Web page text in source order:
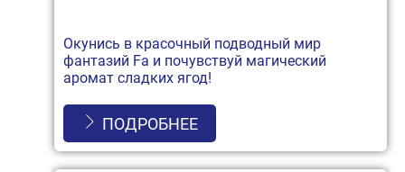
Окунись в красочный подводный мир
фантазий Fa и почувствуй магический
аромат сладких ягод!
ПОДРОБНЕЕ